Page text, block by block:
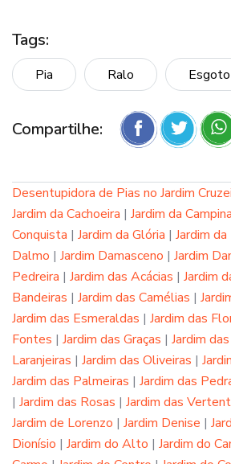
Tags:
Pia Ralo Esgoto
Compartilhe:
Desentupidora de Pias no Jardim
Jardim da Cachoeira | Jardim da Campina
Conquista | Jardim da Glória | Jardim
Dalmo | Jardim Damasceno | Jardim
Pedreira | Jardim das Acácias | Jardim
Bandeiras | Jardim das Camélias |
Jardim das Esmeraldas | Jardim das
Fontes | Jardim das Graças | Jardim
Laranjeiras | Jardim das Oliveiras |
Jardim das Palmeiras | Jardim das
| Jardim das Rosas | Jardim das
Jardim de Lorenzo | Jardim Denise |
Dionísio | Jardim do Alto | Jardim do